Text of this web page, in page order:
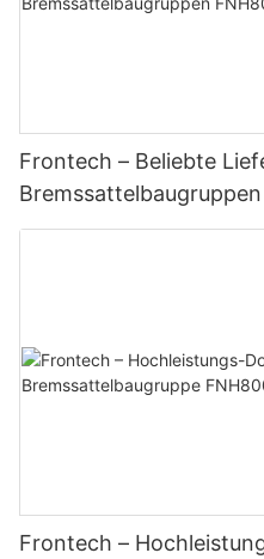
Frontech – Beliebte
Frontech –